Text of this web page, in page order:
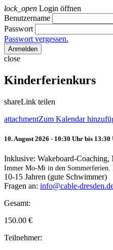
lock_open Login öffnen
Benutzername
Passwort
Passwort vergessen.
Anmelden
close
Kinderferienkurs
shareLink teilen
attachmentZum Kalendar
10. August 2026 - 10:30 Uhr bis 13:30
Inklusive: Wakeboard-Coaching,
Immer Mo-Mi in den Sommerferien.
10-15 Jahren (gute Schwimmer)
Fragen an: info@cable-
Gesamt:
150.00 €
Teilnehmer: